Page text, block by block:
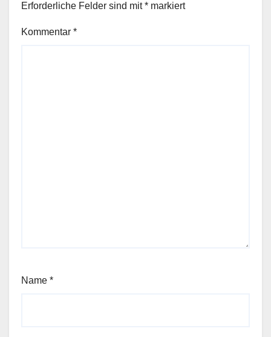
Erforderliche Felder sind mit* markiert
Kommentar *
Name *